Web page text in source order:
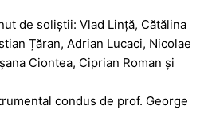
de soliștii: Vlad Lință, Cătălina
Țăran, Adrian Lucaci, Nicolae
Ciontea, Ciprian Roman și
condus de prof. George